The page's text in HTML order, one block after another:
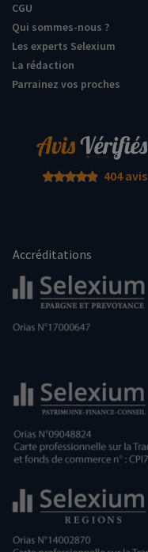
CGU
Qui sommes-nous ?
Les experts Selexium
La rédaction
Parrainez vos proches
404 avis
Accréditations